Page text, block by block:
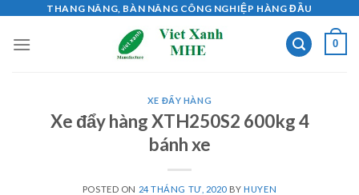
content
THANG NÂNG, BÀN NÂNG CÔNG NGHIỆP HÀNG ĐẦU
0
XE ĐẨY HÀNG
Xe đẩy hàng XTH250S2 600kg 4
bánh xe
POSTED ON 24 THÁNG TƯ, 2020 BYHUYEN